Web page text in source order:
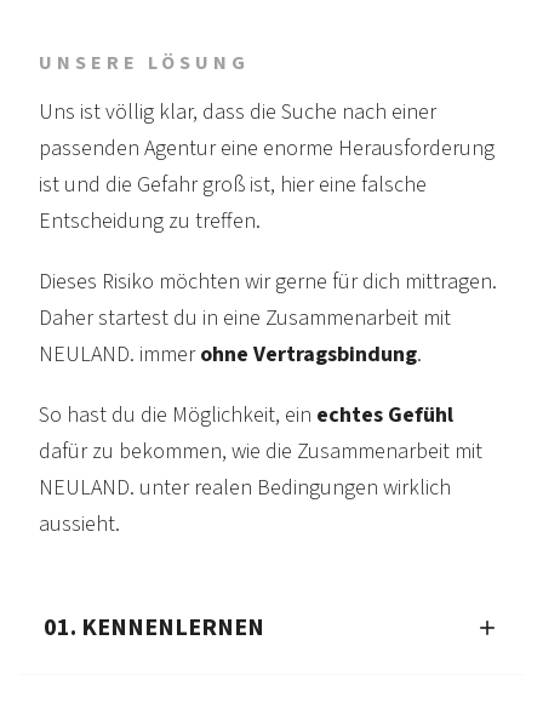
UNSERE LÖSUNG
Uns ist völlig klar, dass die Suche nach einer
passenden Agentur eine enorme Heraus­forderung
ist und die Gefahr groß ist, hier eine falsche
Entscheidung zu treffen.
Dieses Risiko möchten wir gerne für dich mittragen.
Daher startest du in eine Zusammen­arbeit mit
NEULAND. immerohne Vertrags­bindung.
So hast du die Möglichkeit, ein echtes Gefühl
dafür zu bekommen, wie die Zusammen­arbeit mit
NEULAND. unter realen Beding­ungen wirklich
aussieht.
01. KENNENLERNEN